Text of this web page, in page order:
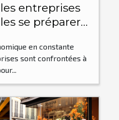
entreprises
se préparer
et reflux
en constante
sont confrontées à